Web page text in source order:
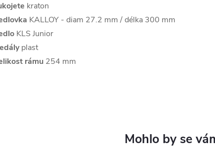
kraton
KALLOY - diam 27.2 mm / délka 300 mm
KLS Junior
plast
rámu 254 mm